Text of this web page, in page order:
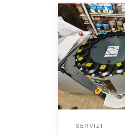
la nostra
di realizzare
richiesta,
SERVIZI